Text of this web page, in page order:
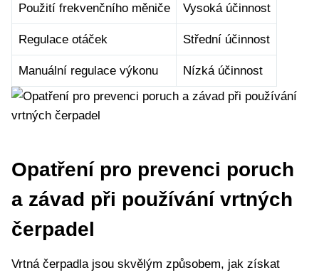
Použití frekvenčního měniče Vysoká účinnost
Regulace otáček Střední účinnost
Manuální regulace výkonu Nízká účinnost
Opatření pro prevenci poruch
a závad při používání vrtných
čerpadel
Vrtná čerpadla jsou skvělým způsobem, jak získat